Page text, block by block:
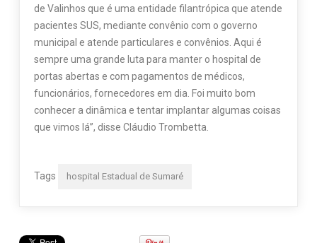
de Valinhos que é uma entidade filantrópica que atende
pacientes SUS, mediante convênio com o governo
municipal e atende particulares e convênios. Aqui é
sempre uma grande luta para manter o hospital de
portas abertas e com pagamentos de médicos,
funcionários, fornecedores em dia. Foi muito bom
conhecer a dinâmica e tentar implantar algumas coisas
que vimos lá”, disse Cláudio Trombetta.
Tags hospital Estadual de Sumaré